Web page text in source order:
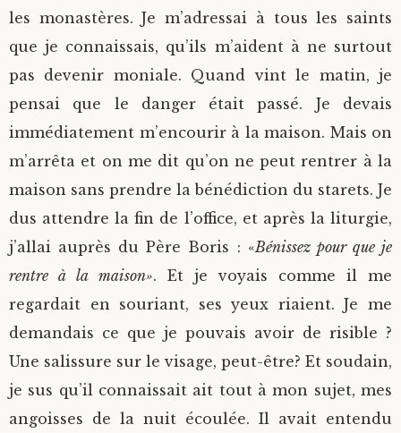
les monastères. Je m’adressai à tous les saints
que je connaissais, qu’ils m’aident à ne surtout
pas devenir moniale. Quand vint le matin, je
pensai que le danger était passé. Je devais
immédiatement m’encourir à la maison. Mais on
m’arrêta et on me dit qu’on ne peut rentrer à la
maison sans prendre la bénédiction du starets. Je
dus attendre la fin de l’office, et après la liturgie,
j’allai auprès du Père Boris : «Bénissez pour que je
rentre à la maison». Et je voyais comme il me
regardait en souriant, ses yeux riaient. Je me
demandais ce que je pouvais avoir de risible ?
Une salissure sur le visage, peut-être? Et soudain,
je sus qu’il connaissait ait tout à mon sujet, mes
angoisses de la nuit écoulée. Il avait entendu